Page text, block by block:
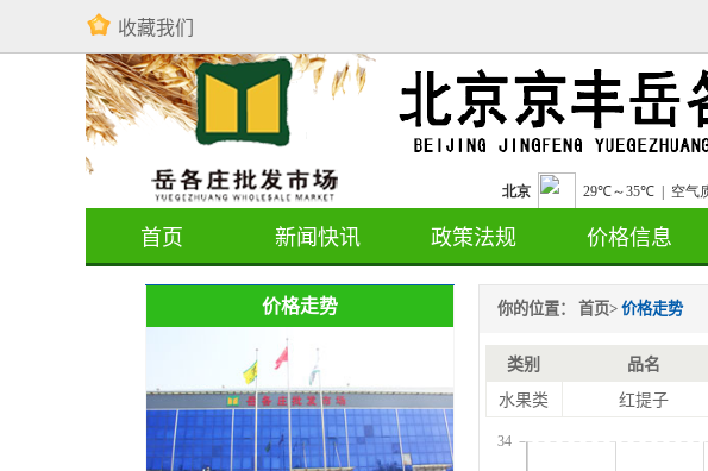
收藏我们
首页 新闻快讯 政策法规 价格信息
价格走势 你的位置： 首页> 价格走势
类别 品名
水果类
红提子
34